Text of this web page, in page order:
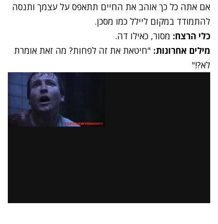
אם אתה כל כך אוהב את החיים תתאפס על עצמך ותנסה
להתמודד במקום ליילל כמו מסכן.
כלי הרצח: מסור, כאילו דה.
מילים אחרונות: "חיטאת את זה לפחות? מה זאת אומרת
לא?!"